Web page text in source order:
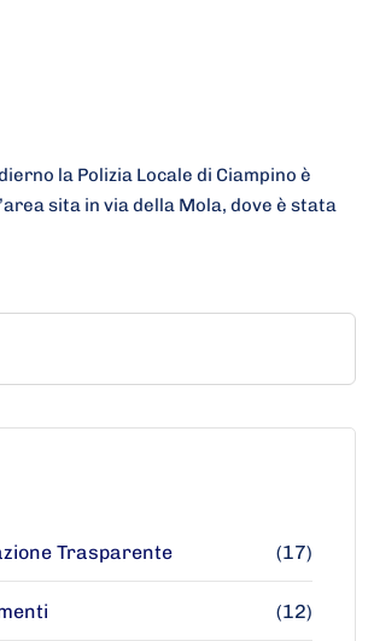
la Polizia Locale di Ciampino è
sita in via della Mola, dove è stata
Trasparente (17)
(12)